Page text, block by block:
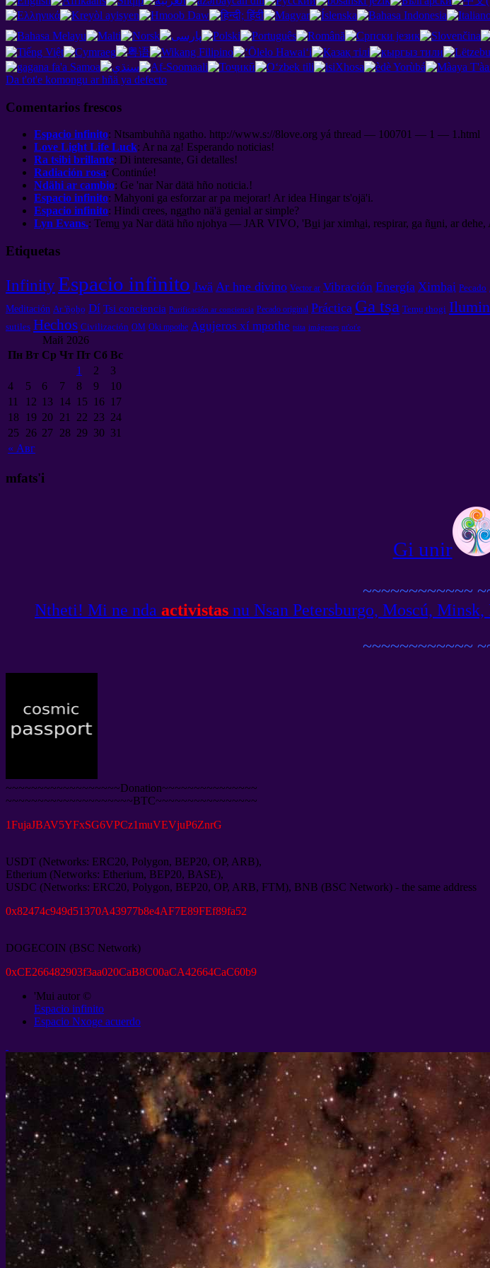
Da t'ot'e komongu ar hñä ya defecto
Comentarios frescos
Espacio infinito: Ntsambuhñä ngatho. http://www.s://8love.org yá thread — 100701 — 1 — 1.html
Love Light Life Luck: Ar na za̲! Esperando noticias!
Ra tsibi brillante: Di interesante, Gi detalles!
Radiación rosa: Continúe!
Ndähi ar cambio: Ge 'nar Nar dätä hño noticia.!
Espacio infinito: Mahyoni ga esforzar ar pa mejorar! Ar idea Hingar ts'ojä'i.
Espacio infinito: Hindi crees, nga̲tho nä'ä genial ar simple?
Lyn Evans.: Temu̲ ya Nar dätä hño njohya — JAR VIVO, 'Bu̲i jar ximha̲i, respirar, ga ñu̲ni, ar
Etiquetas
InfinityEspacio infinito Jwä Ar hne divino Vector ar Vibración Energía Ximha̲i Pecado
Meditación Ar 'ño̲ho̲ Dí Tsi conciencia Purificación ar conciencia Pecado original Práctica Ga tsa̲ Temu̲ thogi
sutiles Hechos Civilización OM Oki mpothe Agujeros xí mpothe tsita imágenes nt'ot'e
Май 2026
Пн Вт Ср Чт Пт Сб Вс
« Авг
1 2
3
4
5 6 7 8 9
10
11
12 13 14 15 16 17
18
19 20 21 22 23 24
25 26 27 28 29 30 31
mfats'i
Gi unir
~~~~~~~~~~~~
Ntheti! Mi ne nda activistas nu Nsan Petersburgo, Moscú,
~~~~~~~~~~~~
~~~~~~~~~~~~~~~~~~Donation~~~~~~~~~~~~~~~
~~~~~~~~~~~~~~~~~~~~BTC~~~~~~~~~~~~~~~~
1FujaJBAV5YFxSG6VPCz1muVEVjuP6ZnrG
USDT (Networks: ERC20, Polygon, BEP20, OP, ARB),
Etherium (Networks: Etherium, BEP20, BASE),
USDC (Networks: ERC20, Polygon, BEP20, OP, ARB, FTM), BNB (BSC Network) - the same address
0x82474c949d51370A43977b8e4AF7E89FEf89fa52
DOGECOIN (BSC Network)
0xCE266482903f3aa020CaB8C00aCA42664CaC60b9
'Mui autor ©
Espacio infinito
Espacio Nxoge acuerdo